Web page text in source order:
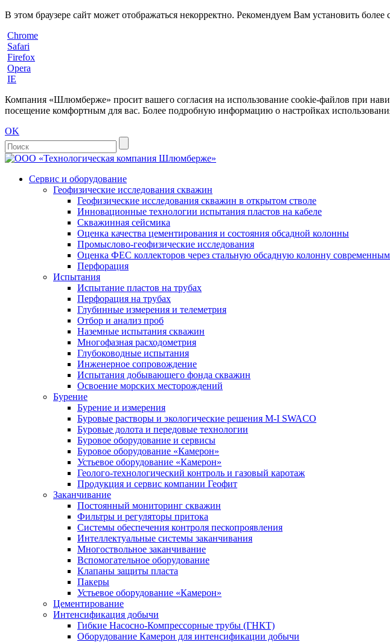
В этом браузере сайт может отображаться некорректно. Рекомендуем Вам установить более
Chrome
Safari
Firefox
Opera
IE
Компания «Шлюмберже» просит вашего согласия на использование cookie-файлов при
посещение комфортным для вас. Более подробную информацию о настройках
OK
Сервис и оборудование
Геофизические исследования скважин
Геофизические исследования скважин в открытом стволе
Инновационные технологии испытания пластов на кабеле
Скважинная сейсмика
Оценка качества цементирования и состояния обсадной колонны
Промыслово-геофизические исследования
Оценка ФЕС коллекторов через стальную обсадную колонну
Перфорация
Испытания
Испытание пластов на трубах
Перфорация на трубах
Глубинные измерения и телеметрия
Отбор и анализ проб
Наземные испытания скважин
Многофазная расходометрия
Глубоководные испытания
Инженерное сопровождение
Испытания добывающего фонда скважин
Освоение морских месторождений
Бурение
Бурение и измерения
Буровые растворы и экологические решения M-I SWACO
Буровые долота и передовые технологии
Буровое оборудование и сервисы
Буровое оборудование «Камерон»
Устьевое оборудование «Камерон»
Геолого-технологический контроль и газовый каротаж
Продукция и сервис компании Геофит
Заканчивание
Постоянный мониторинг скважин
Фильтры и регуляторы притока
Cистемы обеспечения контроля пескопроявления
Интеллектуальные системы заканчивания
Многоствольное заканчивание
Вспомогательное оборудование
Клапаны защиты пласта
Пакеры
Устьевое оборудование «Камерон»
Цементирование
Интенсификация добычи
Гибкие Насосно-Компрессорные трубы (ГНКТ)
Оборудование Камерон для интенсификации добычи